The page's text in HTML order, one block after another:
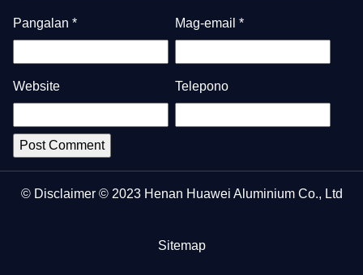
Pangalan * Mag-email *
Website Telepono
© Disclaimer © 2023 Henan Huawei Aluminium Co., Ltd
Sitemap